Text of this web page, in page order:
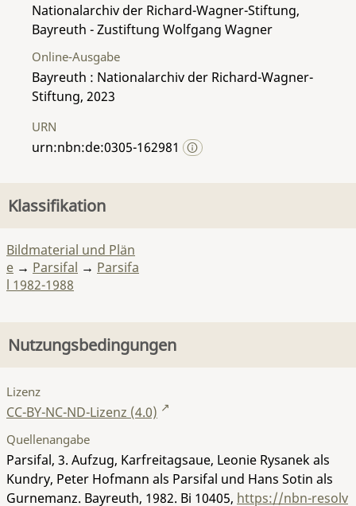
Nationalarchiv der Richard-Wagner-Stiftung,
Bayreuth - Zustiftung Wolfgang Wagner
Online-Ausgabe
Bayreuth : Nationalarchiv der Richard-Wagner-
Stiftung, 2023
URN
urn:nbn:de:0305-162981
Klassifikation
Bildmaterial und Plän
e → Parsifal → Parsifa
l 1982-1988
Nutzungsbedingungen
Lizenz
CC-BY-NC-ND-Lizenz (4.0)
Quellenangabe
Parsifal, 3. Aufzug, Karfreitagsaue, Leonie Rysanek als
Kundry, Peter Hofmann als Parsifal und Hans Sotin als
Gurnemanz. Bayreuth, 1982. Bi 10405, https://nbn-resolv